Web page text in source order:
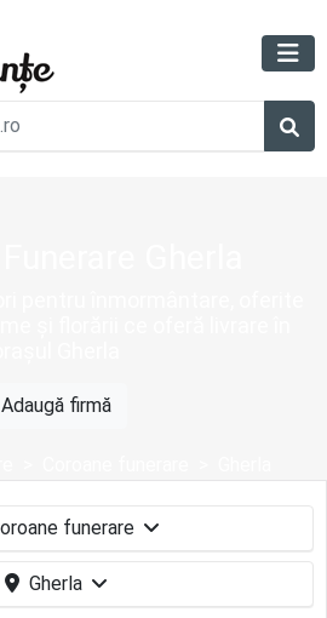
Adaugă firmă